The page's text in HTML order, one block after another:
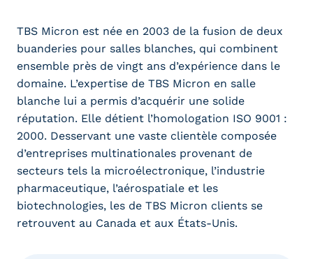
TBS Micron est née en 2003 de la fusion de deux
buanderies pour salles blanches, qui combinent
ensemble près de vingt ans d’expérience dans le
domaine. L’expertise de TBS Micron en salle
blanche lui a permis d’acquérir une solide
réputation. Elle détient l’homologation ISO 9001 :
2000. Desservant une vaste clientèle composée
d’entreprises multinationales provenant de
secteurs tels la microélectronique, l’industrie
pharmaceutique, l’aérospatiale et les
biotechnologies, les de TBS Micron clients se
retrouvent au Canada et aux États-Unis.